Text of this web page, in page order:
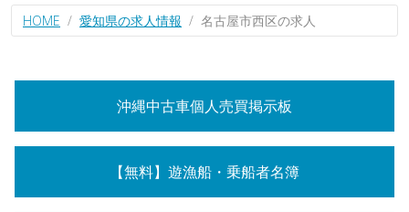
HOME 愛知県の求人情報 名古屋市西区の求人
沖縄中古車個人売買掲示板
【無料】遊漁船・乗船者名簿